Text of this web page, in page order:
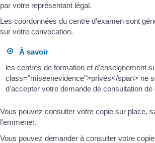
par votre représentant légal.
Les coordonnées du centre d'examen sont
sur votre convocation.
À savoir
les centres de formation et d'enseignement
class="miseenevidence">privés</span> ne
d'accepter votre demande de consultation de
Vous pouvez consulter votre copie sur place,
l'emmener.
Vous pouvez demander à consulter votre